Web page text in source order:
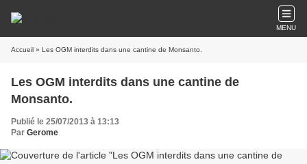
MENU
Accueil » Les OGM interdits dans une cantine de Monsanto.
Les OGM interdits dans une cantine de
Monsanto.
Publié le 25/07/2013 à 13:13
Par Gerome